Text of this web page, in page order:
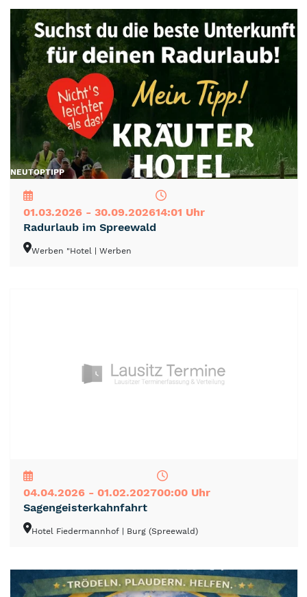
NEUTOPTIPP
01.03.2026 - 30.09.202614:01 Uhr
Radurlaub im Spreewald
Werben "Hotel | Werben
04.04.2026 - 01.02.202700:00 Uhr
Sagengeisterkahnfahrt
Hotel Fiedermannhof | Burg (Spreewald)